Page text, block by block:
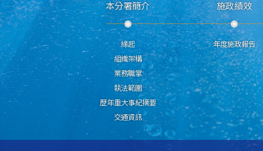
本分署簡介
緣起
組織架構
業務職掌
執法範圍
歷年重大事紀摘要
交通資訊
施政績效
年度施政報告